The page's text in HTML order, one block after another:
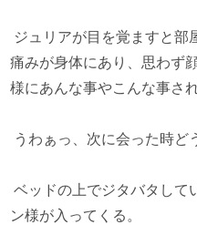
ジュリアが目を覚ますと部
痛みが身体にあり、思わず
様にあんな事やこんな事さ
うわぁっ、次に会った時ど
ベッドの上でジタバタして
ン様が入ってくる。